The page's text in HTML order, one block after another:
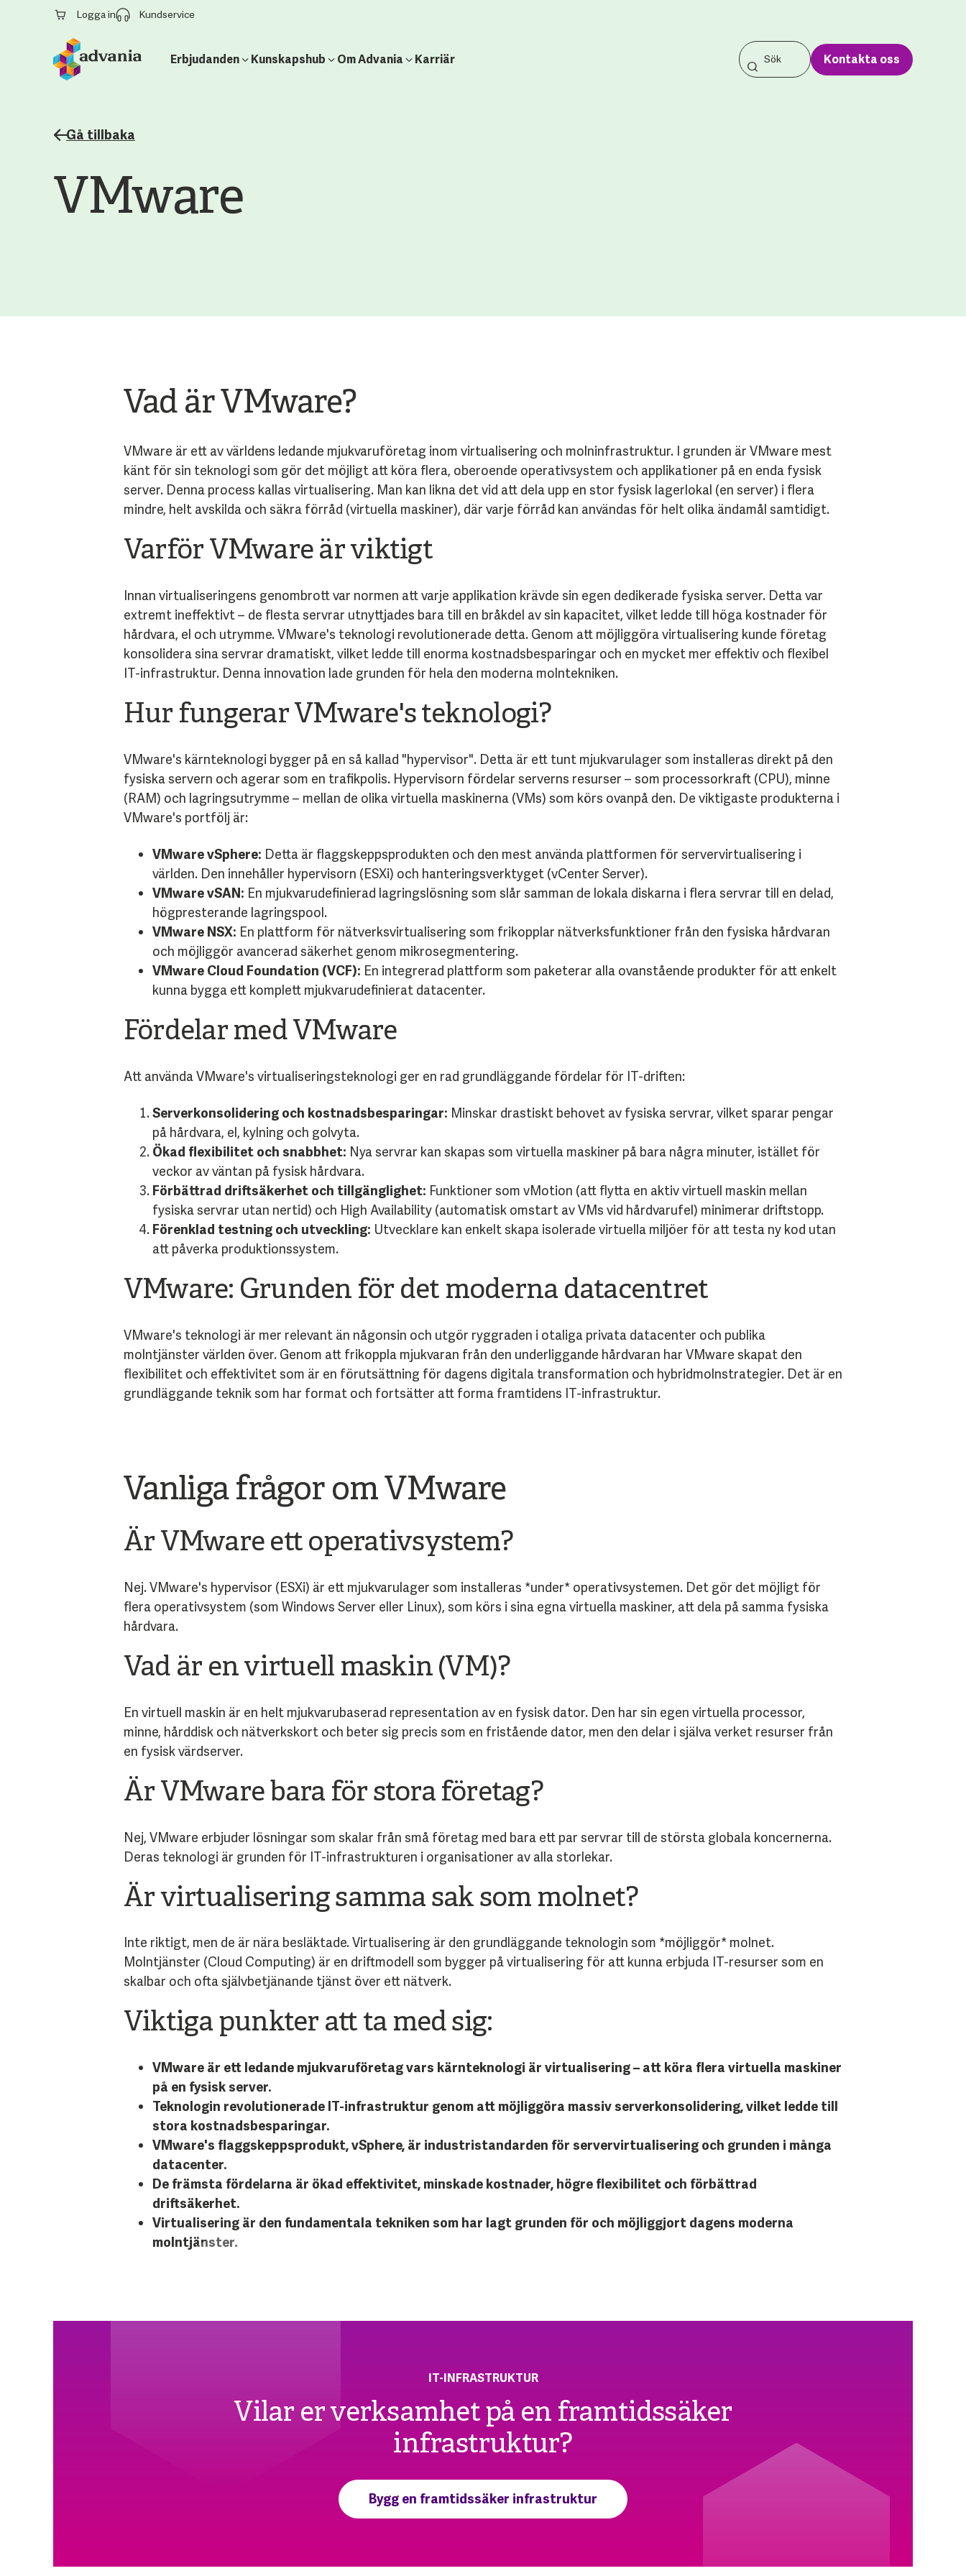
Logga in Kundservice
Erbjudanden Kunskapshub Om Advania Karriär Kontakta oss
Gå tillbaka
VMware
Vad är VMware?
VMware är ett av världens ledande mjukvaruföretag inom virtualisering och molninfrastruktur. I grunden är VMware mest
känt för sin teknologi som gör det möjligt att köra flera, oberoende operativsystem och applikationer på en enda fysisk
server. Denna process kallas virtualisering. Man kan likna det vid att dela upp en stor fysisk lagerlokal (en server) i flera
mindre, helt avskilda och säkra förråd (virtuella maskiner), där varje förråd kan användas för helt olika ändamål samtidigt.
Varför VMware är viktigt
Innan virtualiseringens genombrott var normen att varje applikation krävde sin egen dedikerade fysiska server. Detta var
extremt ineffektivt – de flesta servrar utnyttjades bara till en bråkdel av sin kapacitet, vilket ledde till höga kostnader för
hårdvara, el och utrymme. VMware's teknologi revolutionerade detta. Genom att möjliggöra virtualisering kunde företag
konsolidera sina servrar dramatiskt, vilket ledde till enorma kostnadsbesparingar och en mycket mer effektiv och flexibel
IT-infrastruktur. Denna innovation lade grunden för hela den moderna molntekniken.
Hur fungerar VMware's teknologi?
VMware's kärnteknologi bygger på en så kallad "hypervisor". Detta är ett tunt mjukvarulager som installeras direkt på den
fysiska servern och agerar som en trafikpolis. Hypervisorn fördelar serverns resurser – som processorkraft (CPU), minne
(RAM) och lagringsutrymme – mellan de olika virtuella maskinerna (VMs) som körs ovanpå den. De viktigaste produkterna i
VMware's portfölj är:
VMware vSphere: Detta är flaggskeppsprodukten och den mest använda plattformen för servervirtualisering i
världen. Den innehåller hypervisorn (ESXi) och hanteringsverktyget (vCenter Server).
VMware vSAN: En mjukvarudefinierad lagringslösning som slår samman de lokala diskarna i flera servrar till en delad,
högpresterande lagringspool.
VMware NSX: En plattform för nätverksvirtualisering som frikopplar nätverksfunktioner från den fysiska hårdvaran
och möjliggör avancerad säkerhet genom mikrosegmentering.
VMware Cloud Foundation (VCF): En integrerad plattform som paketerar alla ovanstående produkter för att enkelt
kunna bygga ett komplett mjukvarudefinierat datacenter.
Fördelar med VMware
Att använda VMware's virtualiseringsteknologi ger en rad grundläggande fördelar för IT-driften:
Serverkonsolidering och kostnadsbesparingar: Minskar drastiskt behovet av fysiska servrar, vilket sparar pengar
på hårdvara, el, kylning och golvyta.
Ökad flexibilitet och snabbhet: Nya servrar kan skapas som virtuella maskiner på bara några minuter, istället för
veckor av väntan på fysisk hårdvara.
Förbättrad driftsäkerhet och tillgänglighet: Funktioner som vMotion (att flytta en aktiv virtuell maskin mellan
fysiska servrar utan nertid) och High Availability (automatisk omstart av VMs vid hårdvarufel) minimerar driftstopp.
Förenklad testning och utveckling: Utvecklare kan enkelt skapa isolerade virtuella miljöer för att testa ny kod utan
att påverka produktionssystem.
VMware: Grunden för det moderna datacentret
VMware's teknologi är mer relevant än någonsin och utgör ryggraden i otaliga privata datacenter och publika
molntjänster världen över. Genom att frikoppla mjukvaran från den underliggande hårdvaran har VMware skapat den
flexibilitet och effektivitet som är en förutsättning för dagens digitala transformation och hybridmolnstrategier. Det är en
grundläggande teknik som har format och fortsätter att forma framtidens IT-infrastruktur.
Vanliga frågor om VMware
Är VMware ett operativsystem?
Nej. VMware's hypervisor (ESXi) är ett mjukvarulager som installeras *under* operativsystemen. Det gör det möjligt för
flera operativsystem (som Windows Server eller Linux), som körs i sina egna virtuella maskiner, att dela på samma fysiska
hårdvara.
Vad är en virtuell maskin (VM)?
En virtuell maskin är en helt mjukvarubaserad representation av en fysisk dator. Den har sin egen virtuella processor,
minne, hårddisk och nätverkskort och beter sig precis som en fristående dator, men den delar i själva verket resurser från
en fysisk värdserver.
Är VMware bara för stora företag?
Nej, VMware erbjuder lösningar som skalar från små företag med bara ett par servrar till de största globala koncernerna.
Deras teknologi är grunden för IT-infrastrukturen i organisationer av alla storlekar.
Är virtualisering samma sak som molnet?
Inte riktigt, men de är nära besläktade. Virtualisering är den grundläggande teknologin som *möjliggör* molnet.
Molntjänster (Cloud Computing) är en driftmodell som bygger på virtualisering för att kunna erbjuda IT-resurser som en
skalbar och ofta självbetjänande tjänst över ett nätverk.
Viktiga punkter att ta med sig:
VMware är ett ledande mjukvaruföretag vars kärnteknologi är virtualisering – att köra flera virtuella maskiner
på en fysisk server.
Teknologin revolutionerade IT-infrastruktur genom att möjliggöra massiv serverkonsolidering, vilket ledde till
stora kostnadsbesparingar.
VMware's flaggskeppsprodukt, vSphere, är industristandarden för servervirtualisering och grunden i många
datacenter.
De främsta fördelarna är ökad effektivitet, minskade kostnader, högre flexibilitet och förbättrad
driftsäkerhet.
Virtualisering är den fundamentala tekniken som har lagt grunden för och möjliggjort dagens moderna
molntjänster.
IT-INFRASTRUKTUR
Vilar er verksamhet på en framtidssäker
infrastruktur?
Bygg en framtidssäker infrastruktur